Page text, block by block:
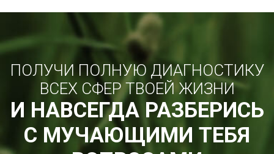
ПОЛУЧИ ПОЛНУЮ ДИАГНОСТИКУ
ВСЕХ СФЕР ТВОЕЙ ЖИЗНИ
И НАВСЕГДА РАЗБЕРИСЬ
С МУЧАЮЩИМИ ТЕБЯ